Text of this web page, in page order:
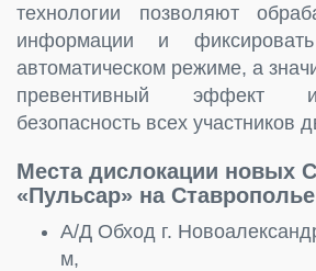
технологии позволяют
информации и
автоматическом режиме, а
превентивный эффект
безопасность всех участников
Места дислокации новых
«Пульсар» на Ставрополье
А/Д Обход г.
м,